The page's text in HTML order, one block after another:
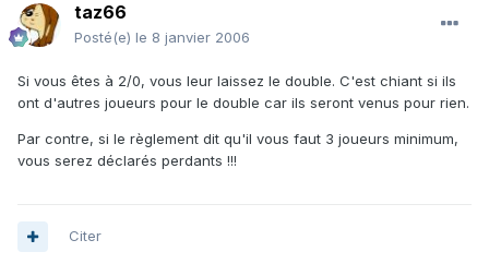
taz66
Posté(e) le 8 janvier 2006
Si vous êtes à 2/0, vous leur laissez le double. C'est chiant si ils
ont d'autres joueurs pour le double car ils seront venus pour rien.
Par contre, si le règlement dit qu'il vous faut 3 joueurs minimum,
vous serez déclarés perdants !!!
Citer